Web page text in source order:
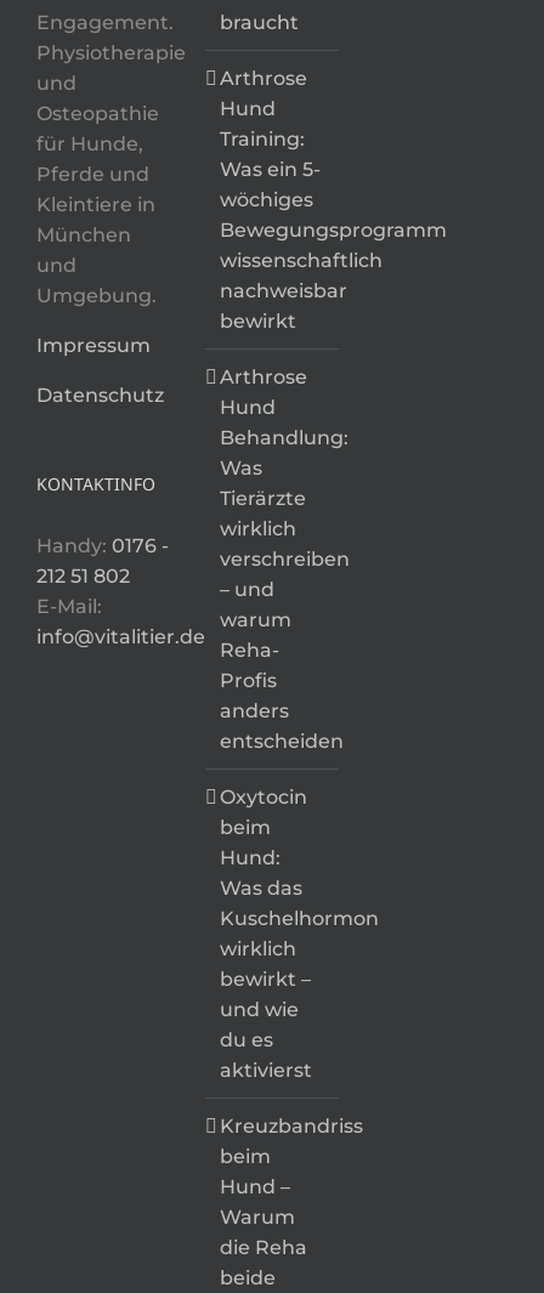
Engagement.
Physiotherapie
und
Osteopathie
für Hunde,
Pferde und
Kleintiere in
München
und
Umgebung.
Impressum
Datenschutz
KONTAKTINFO
Handy: 0176 -
212 51 802
E-Mail:
info@vitalitier.de
braucht
Arthrose
Hund
Training:
Was ein 5-
wöchiges
Bewegungsprogramm
wissenschaftlich
nachweisbar
bewirkt
Arthrose
Hund
Behandlung:
Was
Tierärzte
wirklich
verschreiben
– und
warum
Reha-
Profis
anders
entscheiden
Oxytocin
beim
Hund:
Was das
Kuschelhormon
wirklich
bewirkt –
und wie
du es
aktivierst
Kreuzbandriss
beim
Hund –
Warum
die Reha
beide